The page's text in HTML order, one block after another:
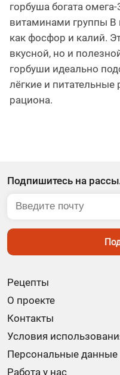
горбуша богата
витаминами группы
как фосфор и калий.
вкусной, но и
горбуши идеально
лёгкие и
рациона.
Рецепты
О проекте
Контакты
Условия
Персональные данные
Работа у нас
Подпишитесь на